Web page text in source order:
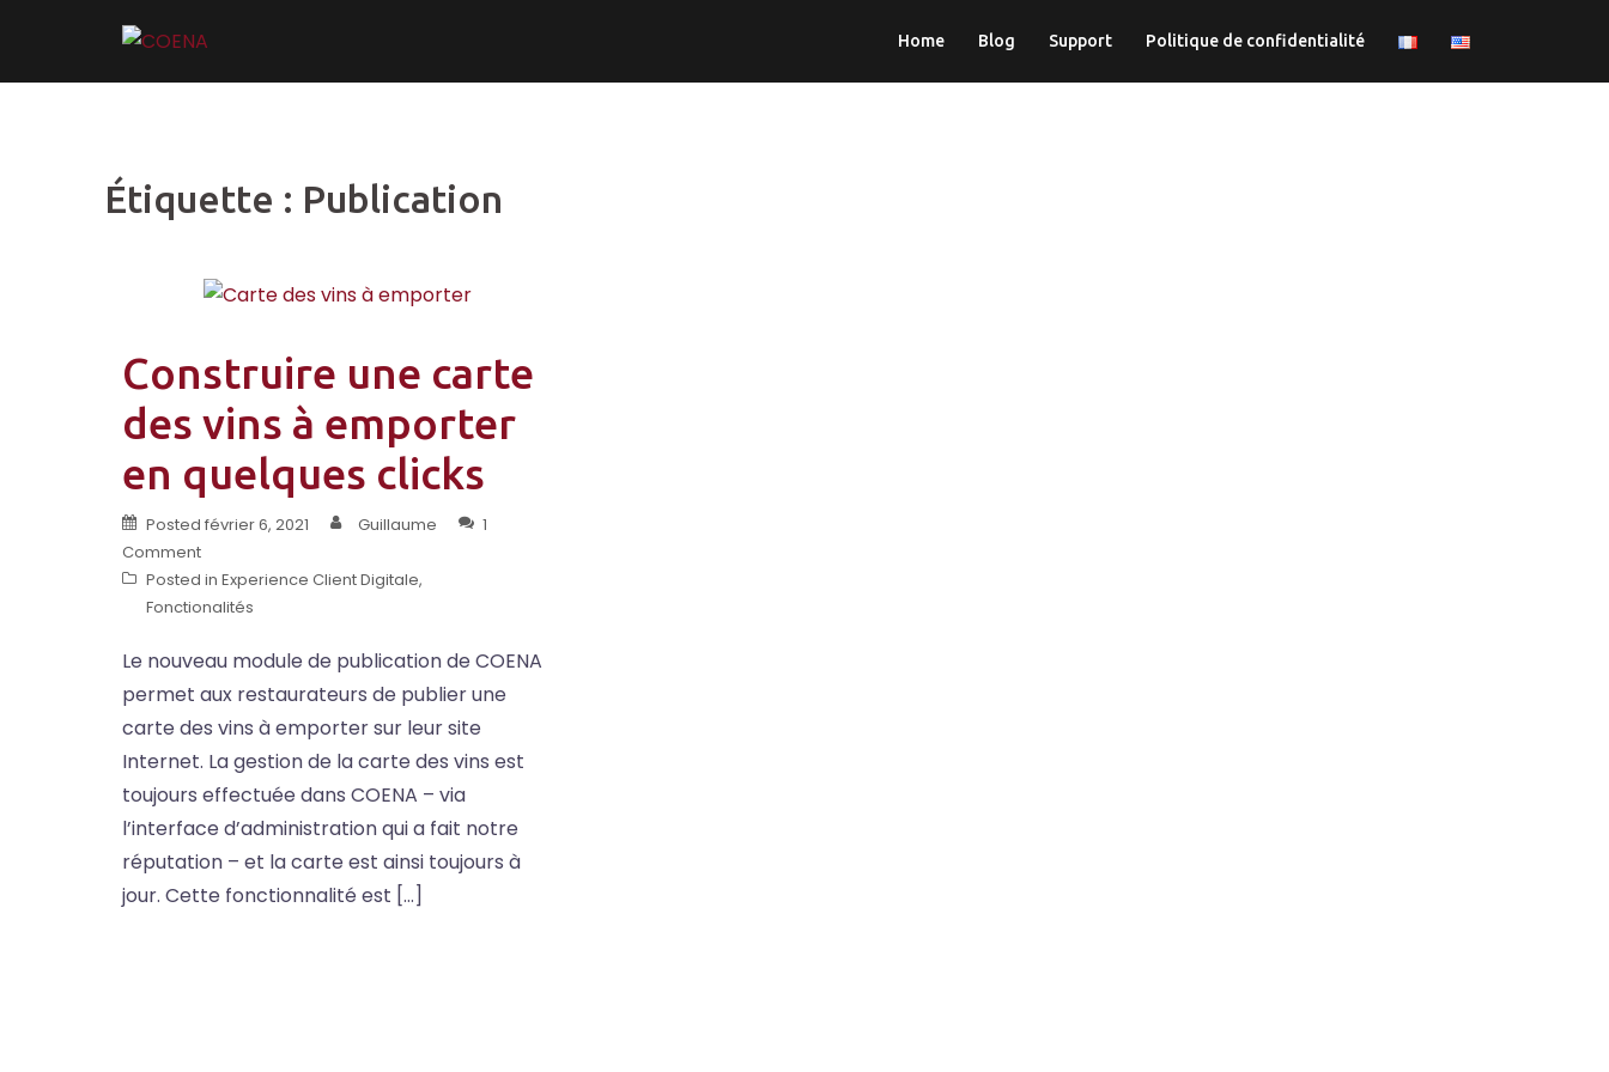
content
Home Blog Support Politique de confidentialité
Étiquette : Publication
Construire une carte
des vins à emporter
en quelques clicks
Posted février 6, 2021 Guillaume
1
Comment
Posted in Experience Client Digitale,
Fonctionalités
Le nouveau module de publication de COENA
permet aux restaurateurs de publier une
carte des vins à emporter sur leur site
Internet. La gestion de la carte des vins est
toujours effectuée dans COENA – via
l’interface d’administration qui a fait notre
réputation – et la carte est ainsi toujours à
jour. Cette fonctionnalité est […]